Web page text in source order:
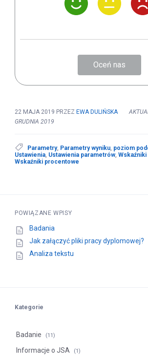
Oceń nas
22 MAJA 2019 PRZEZ EWA DULIŃSKA
GRUDNIA 2019
Parametry, Parametry wyniku, poziom
Ustawienia, Ustawienia parametrów,
Wskaźniki procentowe
POWIĄZANE WPISY
Badania
Jak załączyć pliki pracy dyplomowej?
Analiza tekstu
Kategorie
Badanie (11)
Informacje o JSA (1)